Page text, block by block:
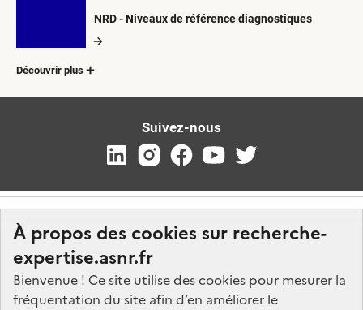
À propos des cookies sur recherche-
expertise.asnr.fr
Bienvenue ! Ce site utilise des cookies pour mesurer la
fréquentation du site afin d’en améliorer le
NRD - Niveaux de référence diagnostiques
Découvrir plus
Suivez-nous